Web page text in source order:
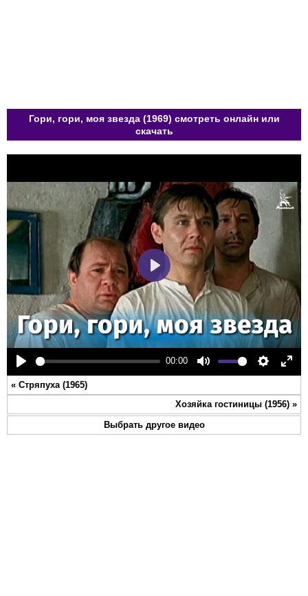
Гори, гори, моя звезда (1969) смотреть онлайн или
скачать
Play
00:00
Mute Settings
Play
« Стряпуха (1965)
Хозяйка гостиницы (1956) »
Выбрать другое видео